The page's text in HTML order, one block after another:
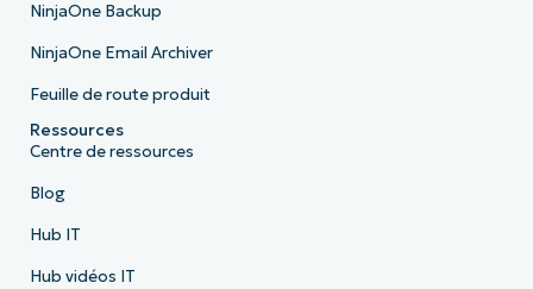
NinjaOne Backup
NinjaOne Email Archiver
Feuille de route produit
Ressources
Centre de ressources
Blog
Hub IT
Hub vidéos IT